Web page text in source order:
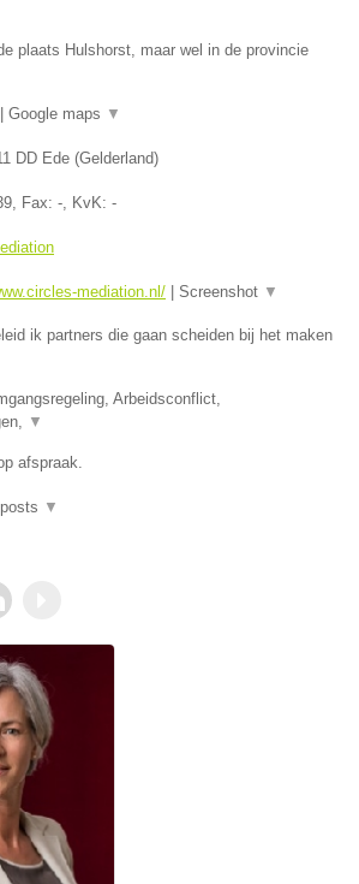
plaats Hulshorst, maar wel in de provincie
Google maps ▼
DD Ede (Gelderland)
, Fax: -, KvK: -
mediation.nl/ Screenshot ▼
ik partners die gaan scheiden bij het maken
Arbeidsconflict,
▼
afspraak.
▼